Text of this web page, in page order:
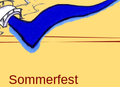
Sommerfest